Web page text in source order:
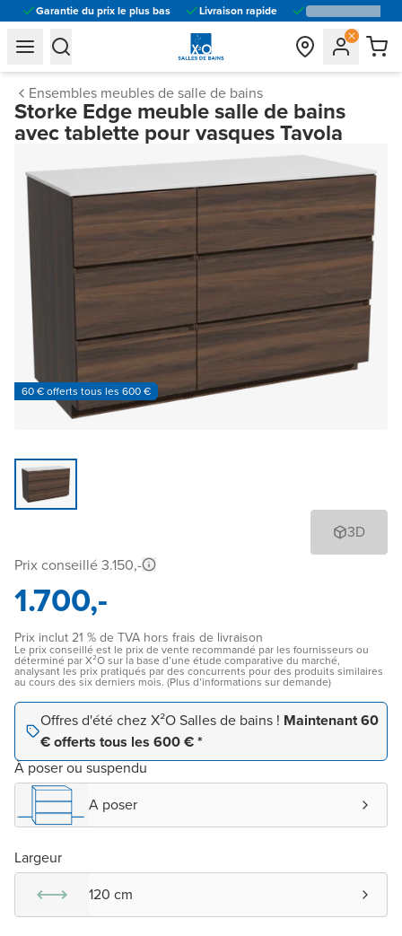
Garantie du prix le plus bas Livraison rapide
general.navigation.toggle_menu.label
general.navigation.toggle_menu.label
Ensembles meubles de salle de bains
Storke Edge meuble salle de bains
avec tablette pour vasques Tavola
60 € offerts tous les 600 €
3D
Prix conseillé 3.150,-
1.700,-
Prix inclut 21 % de TVA hors frais de livraison
Le prix conseillé est le prix de vente recommandé par les fournisseurs ou
déterminé par X²O sur la base d’une étude comparative du marché,
analysant les prix pratiqués par des concurrents pour des produits similaires
au cours des six derniers mois. (Plus d’informations sur demande)
Offres d'été chez X²O Salles de bains ! Maintenant 60
€ offerts tous les 600 € *
À poser ou suspendu
A poser
Largeur
120 cm